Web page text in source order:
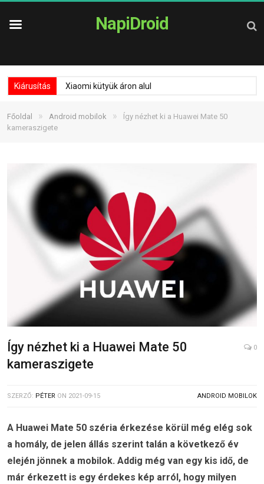
NapiDroid
Kiárusítás Xiaomi kütyük áron alul
Főoldal » Android mobilok »
Így nézhet ki a Huawei Mate 50
kameraszigete
Így nézhet ki a Huawei Mate 50
kameraszigete
0
SZERZŐ: PÉTER ON 2021-09-15 ANDROID MOBILOK
A Huawei Mate 50 széria érkezése körül még elég sok
a homály, de jelen állás szerint talán a következő év
elején jönnek a mobilok. Addig még van egy kis idő, de
már érkezett is egy érdekes kép arról, hogy milyen